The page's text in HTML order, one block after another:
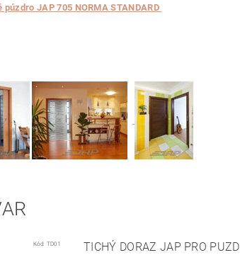
JAP 705 NORMA STANDARD
Kód: TD01 TICHÝ DORAZ JAP PRO